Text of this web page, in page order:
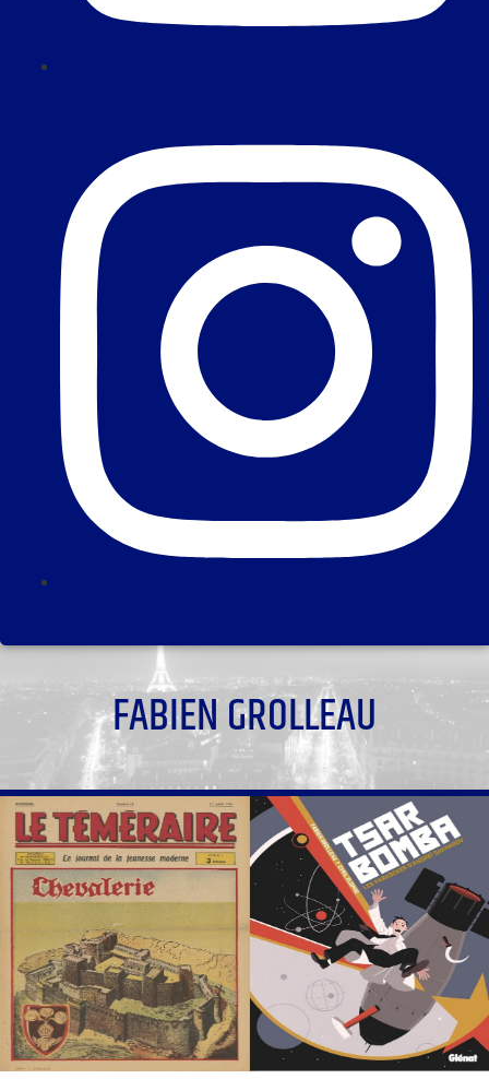
FABIEN GROLLEAU